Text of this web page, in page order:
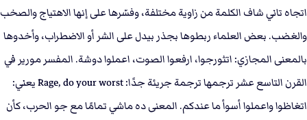
اتجاه تاني شاف الكلمة من زاوية مختلفة، وفسّرها على إنها الاهتياج والصخب
والغضب. بعض العلماء ربطوها بجذر بيدل على الشر أو الاضطراب، وأخدوها
بالمعنى المجازي: اتثورجوا، ارفعوا الصوت، اعملوا دوشة. المفسر مورير في
القرن التاسع عشر ترجمها ترجمة جريئة جدًا: Rage, do your worst يعني:
اتغاظوا واعملوا أسوأ ما عندكم. المعنى ده ماشي تمامًا مع جو الحرب، كأن